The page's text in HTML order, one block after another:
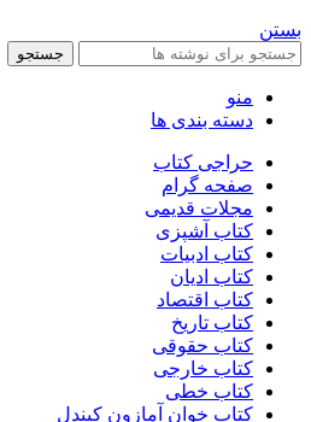
بستن
جستجو
منو
دسته بندی ها
حراجی کتاب
صفحه گرام
مجلات قدیمی
کتاب آشپزی
کتاب ادبیات
کتاب ادیان
کتاب اقتصاد
کتاب تاریخ
کتاب حقوقی
کتاب خارجی
کتاب خطی
کتاب خوان آمازون کیندل